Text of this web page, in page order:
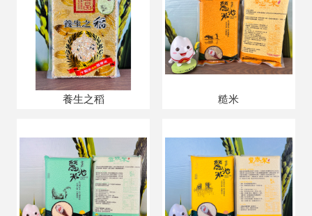
養生之稻 糙米